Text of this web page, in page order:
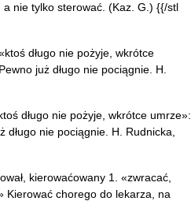
a nie tylko sterować. (Kaz. G.) {{/stl
długo nie pożyje, wkrótce
już długo nie pociągnie. H.
długo nie pożyje, wkrótce umrze»:
nie pociągnie. H. Rudnicka,
kierowaćowany 1. «zwracać,
Kierować chorego do lekarza, na